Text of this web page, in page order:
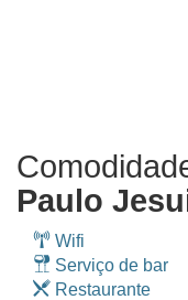
Paulo
Wifi
Serviço de bar
Restaurante